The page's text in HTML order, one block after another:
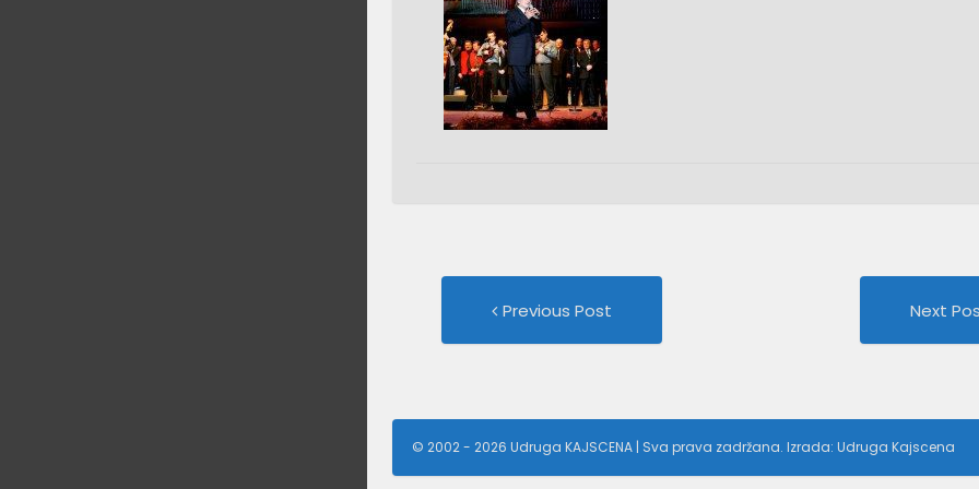
Post
navigation
Previous Post Next
© 2002 - 2026 Udruga KAJSCENA | Sva prava zadržana. Izrada: Udruga Kajscena